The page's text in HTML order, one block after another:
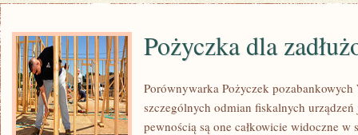
Pożyczka dla
Porównywarka Pożyczek
szczególnych odmian fiskalnych
pewnością są one całkowicie widoczne w